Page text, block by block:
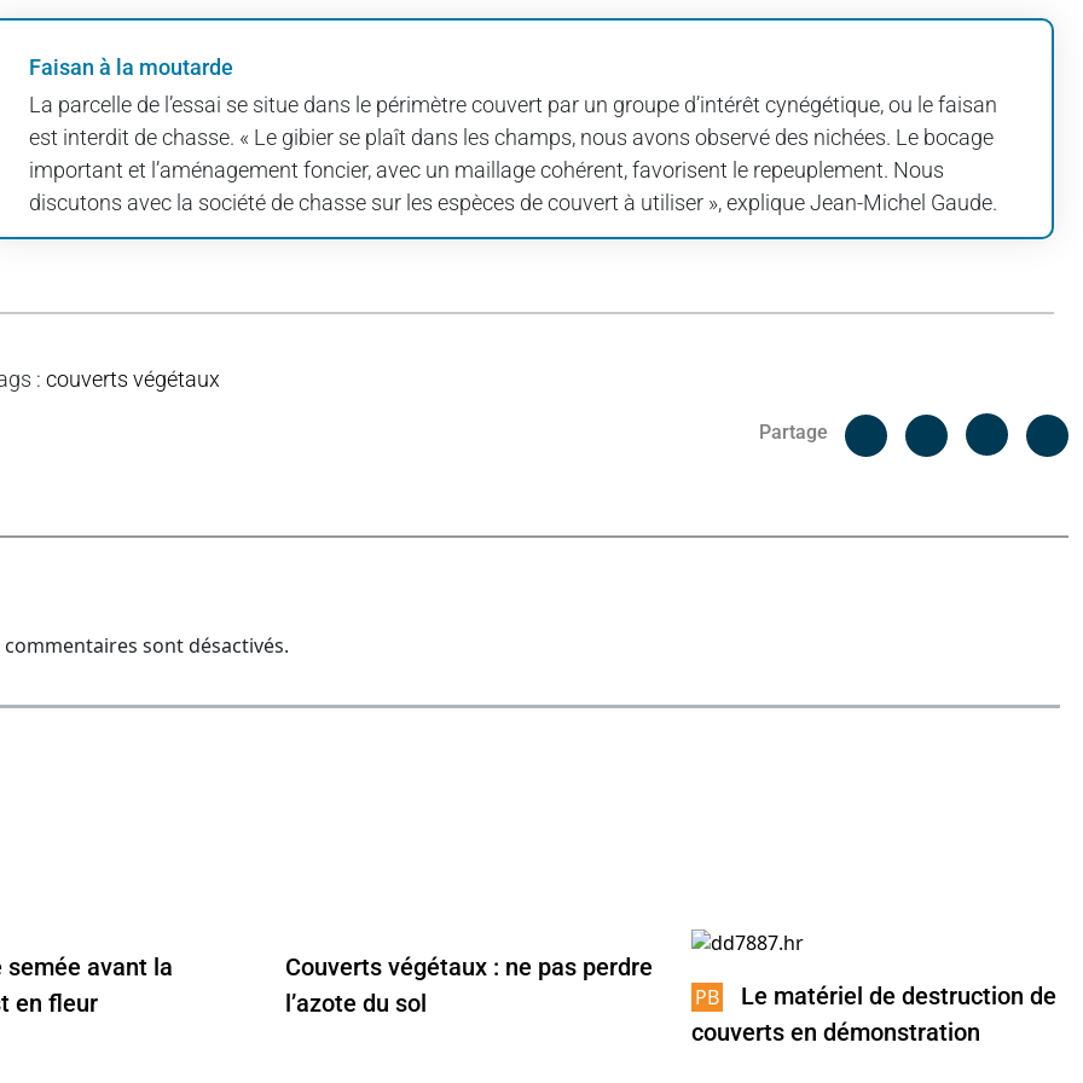
Faisan à la moutarde
La parcelle de l’essai se situe dans le périmètre couvert par un groupe d’intérêt cynégétique, ou le faisan
est interdit de chasse. « Le gibier se plaît dans les champs, nous avons observé des nichées. Le bocage
important et l’aménagement foncier, avec un maillage cohérent, favorisent le repeuplement. Nous
discutons avec la société de chasse sur les espèces de couvert à utiliser », explique Jean-Michel Gaude.
:couverts végétaux
Partage
Facebook
commentaires sont désactivés.
semée avant la
en fleur
Couverts végétaux : ne pas perdre
l’azote du sol
Le matériel de destruction de
couverts en démonstration